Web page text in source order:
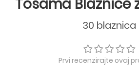
Tosama Blaznice
30 blaznica
Prvi recenzirajte ovaj